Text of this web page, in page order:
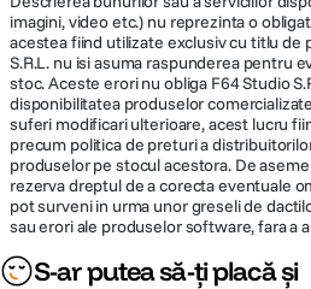
imagini, video etc.) nu reprezinta o
acestea fiind utilizate exclusiv cu titlu de
S.R.L. nu isi asuma raspunderea pentru
stoc. Aceste erori nu obliga F64 Studio
disponibilitatea produselor
suferi modificari ulterioare, acest lucru
precum politica de preturi a
produselor pe stocul acestora. De
rezerva dreptul de a corecta eventuale
pot surveni in urma unor greseli de
sau erori ale produselor software, fara a
S-ar putea să-ți placă și